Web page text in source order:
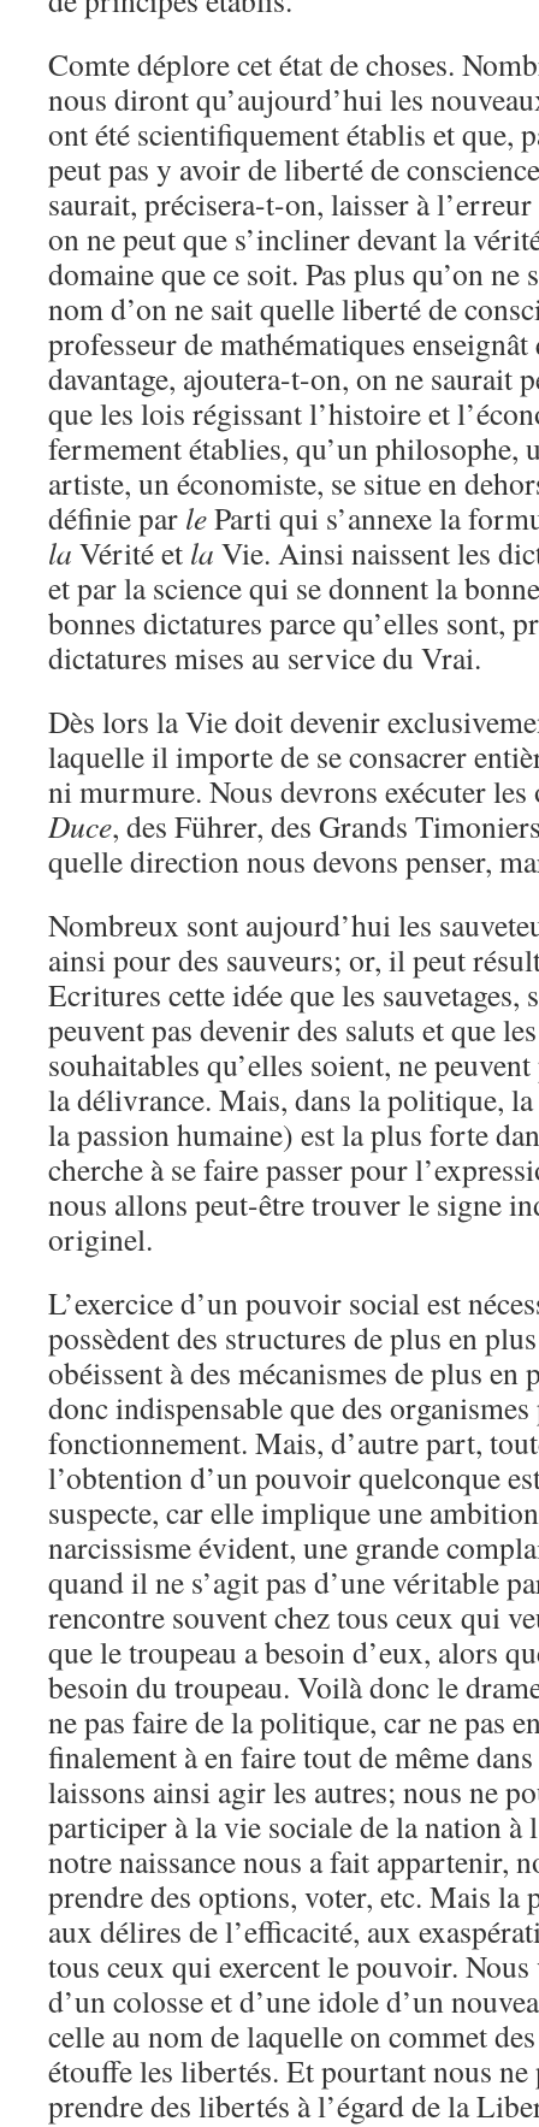
Comte déplore cet état de choses.
nous diront qu’aujourd’hui les
ont été scientifiquement établis et que,
peut pas y avoir de liberté de
saurait, précisera-t-on, laisser à
on ne peut que s’incliner devant la
domaine que ce soit. Pas plus qu’on ne
nom d’on ne sait quelle liberté de
professeur de mathématiques
davantage, ajoutera-t-on, on ne saurait
que les lois régissant l’histoire et
fermement établies, qu’un philosophe,
artiste, un économiste, se situe en
définie par leParti qui s’annexe la
la Vérité et la Vie. Ainsi naissent les
et par la science qui se donnent la
bonnes dictatures parce qu’elles sont,
dictatures mises au service du Vrai.
Dès lors la Vie doit devenir
laquelle il importe de se consacrer
ni murmure. Nous devrons exécuter les
Duce, des Führer, des Grands
quelle direction nous devons penser,
Nombreux sont aujourd’hui les
ainsi pour des sauveurs; or, il peut
Ecritures cette idée que les sauvetages,
peuvent pas devenir des saluts et que
souhaitables qu’elles soient, ne
la délivrance. Mais, dans la politique,
la passion humaine) est la plus forte
cherche à se faire passer pour
nous allons peut-être trouver le signe
originel.
L’exercice d’un pouvoir social est
possèdent des structures de plus en
obéissent à des mécanismes de plus
donc indispensable que des
fonctionnement. Mais, d’autre part,
l’obtention d’un pouvoir quelconque
suspecte, car elle implique une
narcissisme évident, une grande
quand il ne s’agit pas d’une véritable
rencontre souvent chez tous ceux qui
que le troupeau a besoin d’eux, alors
besoin du troupeau. Voilà donc le
ne pas faire de la politique, car ne pas
finalement à en faire tout de même
laissons ainsi agir les autres; nous ne
participer à la vie sociale de la nation à
notre naissance nous a fait appartenir,
prendre des options, voter, etc. Mais la
aux délires de l’efficacité, aux
tous ceux qui exercent le pouvoir.
d’un colosse et d’une idole d’un
celle au nom de laquelle on commet
étouffe les libertés. Et pourtant nous ne
prendre des libertés à l’égard de la